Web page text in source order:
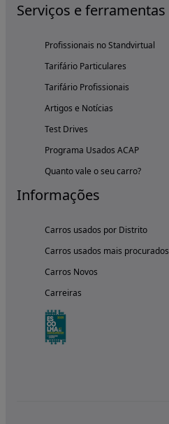
Serviços e ferramentas
Profissionais no Standvirtual
Tarifário Particulares
Tarifário Profissionais
Artigos e Notícias
Test Drives
Programa Usados ACAP
Quanto vale o seu carro?
Informações
Carros usados por Distrito
Carros usados mais procurados
Carros Novos
Carreiras